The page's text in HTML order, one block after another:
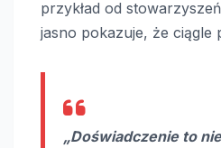
przykład od
jasno pokazuje, że ciągle
„Doświadczenie to